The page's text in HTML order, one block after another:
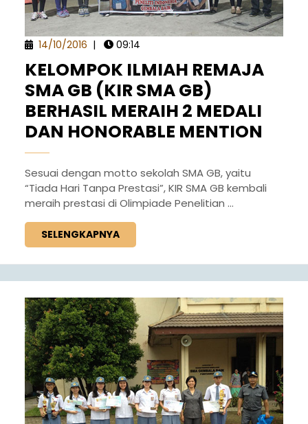
14/10/2016 | 09:14
KELOMPOK ILMIAH REMAJA
SMA GB (KIR SMA GB)
BERHASIL MERAIH 2 MEDALI
DAN HONORABLE MENTION
Sesuai dengan motto sekolah SMA GB, yaitu
“Tiada Hari Tanpa Prestasi”, KIR SMA GB kembali
meraih prestasi di Olimpiade Penelitian ...
SELENGKAPNYA